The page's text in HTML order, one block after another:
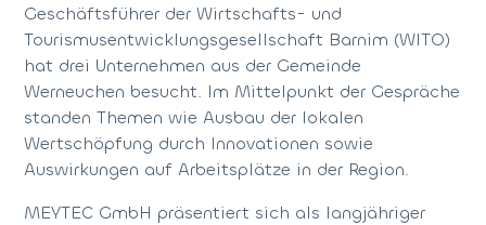
Geschäftsführer der Wirtschafts- und
Tourismusentwicklungsgesellschaft Barnim (WITO)
hat drei Unternehmen aus der Gemeinde
Werneuchen besucht. Im Mittelpunkt der Gespräche
standen Themen wie Ausbau der lokalen
Wertschöpfung durch Innovationen sowie
Auswirkungen auf Arbeitsplätze in der Region.
MEYTEC GmbH präsentiert sich als langjähriger